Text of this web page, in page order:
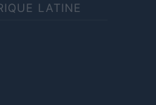
LATINE